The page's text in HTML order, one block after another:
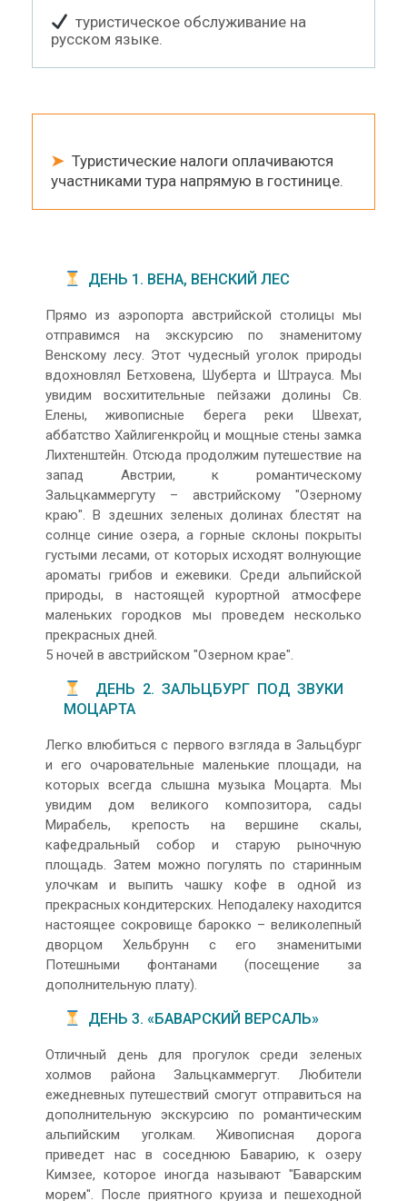
туристическое обслуживание на
русском языке.
➤Туристические налоги оплачиваются
участниками тура напрямую в гостинице.
ДЕНЬ 1. ВЕНА, ВЕНСКИЙ ЛЕС
Прямо из аэропорта австрийской столицы мы
отправимся на экскурсию по знаменитому
Венскому лесу. Этот чудесный уголок природы
вдохновлял Бетховена, Шуберта и Штрауса. Мы
увидим восхитительные пейзажи долины Св.
Елены, живописные берега реки Швехат,
аббатство Хайлигенкройц и мощныe стены замка
Лихтенштейн. Отсюда продолжим путешествие на
запад Австрии, к романтическому
Зальцкаммергуту – австрийскому "Озерному
краю". В здешних зеленых долинах блестят на
солнце синие озера, а горные склоны покрыты
густыми лесами, от которых исходят волнующие
ароматы грибов и ежевики. Среди альпийской
природы, в настоящей курортной атмосфере
маленьких городков мы проведем несколько
прекрасных дней.
5 ночей в австрийском "Озерном крае".
ДЕНЬ 2. ЗАЛЬЦБУРГ ПОД ЗВУКИ
МОЦАРТА
Легко влюбиться с первого взгляда в Зальцбург
и его очаровательные маленькие площади, на
которых всегда слышна музыка Моцарта. Мы
увидим дом великого композитора, сады
Мирабель, крепость на вершине скалы,
кафедральный собор и старую рыночную
площадь. Затем можно погулять по старинным
улочкам и выпить чашку кофе в одной из
прекрасных кондитерских. Неподалеку находится
настоящее сокровище барокко – великолепный
дворцом Хельбрунн с его знаменитыми
Потешными фонтанами (посещение за
дополнительную плату).
ДЕНЬ 3. «БАВАРСКИЙ ВЕРСАЛЬ»
Отличный день для прогулок среди зеленых
холмов района Зальцкаммергут. Любители
ежедневных путешествий смогут отправиться на
дополнительную экскурсию по романтическим
альпийским уголкам. Живописная дорога
приведет нас в соседнюю Баварию, к озеру
Кимзее, которое иногда называют "Баварским
морем". После приятного круиза и пешеходной